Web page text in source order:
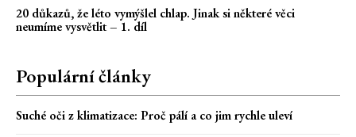
20 důkazů, že léto vymýšlel chlap. Jinak si některé věci
neumíme vysvětlit – 1. díl
Populární články
Suché oči z klimatizace: Proč pálí a co jim rychle uleví